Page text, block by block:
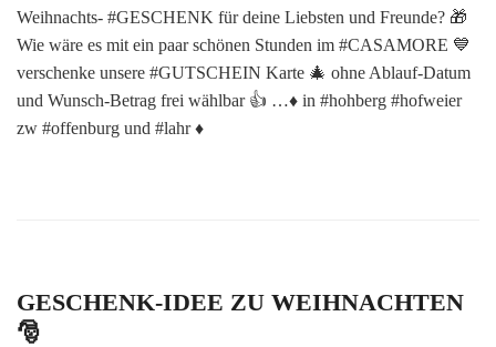
Weihnachts- #GESCHENK für deine Liebsten und Freunde? 🎁
Wie wäre es mit ein paar schönen Stunden im #CASAMORE 💙
verschenke unsere #GUTSCHEIN Karte 🎄 ohne Ablauf-Datum
und Wunsch-Betrag frei wählbar 👍 …♦️ in #hohberg #hofweier
zw #offenburg und #lahr ♦️
GESCHENK-IDEE ZU WEIHNACHTEN
🎅